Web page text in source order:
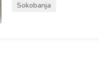
Sokobanja